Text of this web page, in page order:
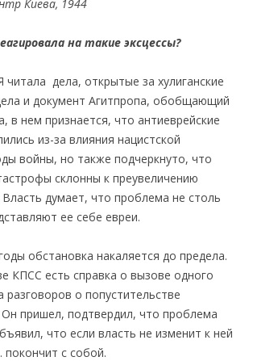
Киева, 1944
на такие эксцессы?
дела, открытые за хулиганские
и документ Агитпропа, обобщающий
в нем признается, что антиеврейские
из-за влияния нацистской
войны, но также подчеркнуто, что
склонны к преувеличению
думает, что проблема не столь
ее себе евреи.
обстановка накаляется до предела.
КПСС есть справка о вызове одного
разговоров о попустительстве
пришел, подтвердил, что проблема
что если власть не изменит к ней
с собой.